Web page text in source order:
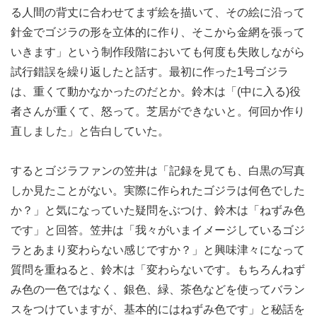
る人間の背丈に合わせてまず絵を描いて、その絵に沿って
針金でゴジラの形を立体的に作り、そこから金網を張って
いきます」という制作段階においても何度も失敗しながら
試行錯誤を繰り返したと話す。最初に作った1号ゴジラ
は、重くて動かなかったのだとか。鈴木は「(中に入る)役
者さんが重くて、怒って。芝居ができないと。何回か作り
直しました」と告白していた。
するとゴジラファンの笠井は「記録を見ても、白黒の写真
しか見たことがない。実際に作られたゴジラは何色でした
か？」と気になっていた疑問をぶつけ、鈴木は「ねずみ色
です」と回答。笠井は「我々がいまイメージしているゴジ
ラとあまり変わらない感じですか？」と興味津々になって
質問を重ねると、鈴木は「変わらないです。もちろんねず
み色の一色ではなく、銀色、緑、茶色などを使ってバラン
スをつけていますが、基本的にはねずみ色です」と秘話を